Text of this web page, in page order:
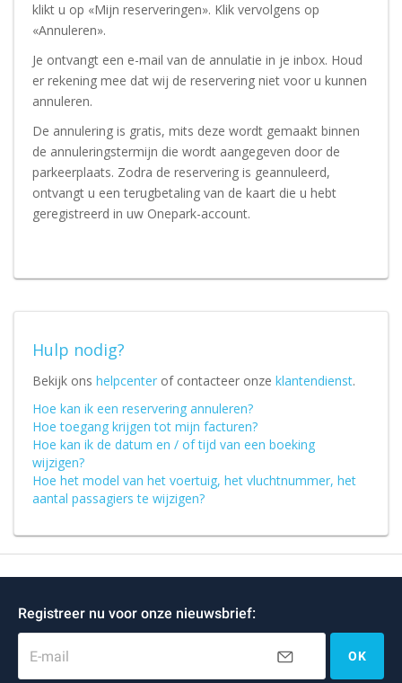
klikt u op «Mijn reserveringen». Klik vervolgens op
«Annuleren».
Je ontvangt een e-mail van de annulatie in je inbox. Houd
er rekening mee dat wij de reservering niet voor u kunnen
annuleren.
De annulering is gratis, mits deze wordt gemaakt binnen
de annuleringstermijn die wordt aangegeven door de
parkeerplaats. Zodra de reservering is geannuleerd,
ontvangt u een terugbetaling van de kaart die u hebt
geregistreerd in uw Onepark-account.
Hulp nodig?
Bekijk ons helpcenter of contacteer onze klantendienst.
Hoe kan ik een reservering annuleren?
Hoe toegang krijgen tot mijn facturen?
Hoe kan ik de datum en / of tijd van een boeking
wijzigen?
Hoe het model van het voertuig, het vluchtnummer, het
aantal passagiers te wijzigen?
Registreer nu voor onze nieuwsbrief:
E-mail OK